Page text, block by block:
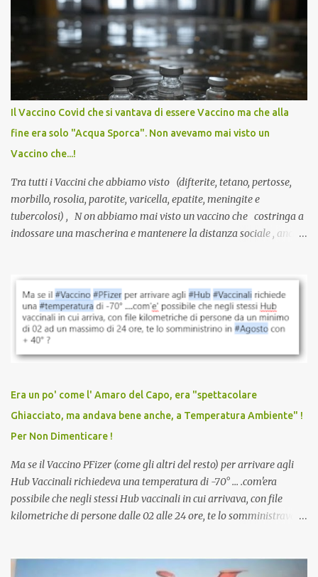
ancora il coraggio di pensare con la propria testa. Per il vaccino
anti-Covid, un pro-farmaco, con autorizzazione condizionata,
sviluppato in tempi record, con tecnologie mai utilizzate prima su
larga scala, ancora oggetto di studio e di discussione
internazionale serve solo una firma. La tua. Lo si somministra
anche a persone sane, giovani, senza fattori di rischio, spesso già
serve una prescrizione. Non c’è diagnosi. Non c’è presa in carico.
L’unico atto richiesto è una fi...
Il Vaccino Covid che si vantava di essere Vaccino ma che alla
fine era solo "Acqua Sporca". Non avevamo mai visto un
Vaccino che...!
Tra tutti i Vaccini che abbiamo visto (difterite, tetano, pertosse,
morbillo, rosolia, parotite, varicella, epatite, meningite e
tubercolosi) , N on abbiamo mai visto un vaccino che costringa a
indossare una mascherina e mantenere la distanza sociale , anche
vaccinazione. Non avevamo mai sentito parlare di ricompense,
sconti, incentivi per vaccinarsi. Non avevamo mai visto
discriminazioni per coloro che non l’hanno fatto. Se non sei stato
vaccinato, nessuno aveva prima cercato di farti sentire una
persona cattiva. Non avevamo mai visto un vaccino che minacci le
vaccino usato per minacciare i mezzi di sussistenza, il lavoro o la
scuola. Non avevamo mai visto un vaccino che permettesse a un
dodicenne di ignorare il consenso dei genitori. Dopo tutti i vaccini
che abbiamo elencato sopra...
Era un po' come l' Amaro del Capo, era "spettacolare
Ghiacciato, ma andava bene anche, a Temperatura Ambiente" !
Per Non Dimenticare !
Ma se il Vaccino PFizer (come gli altri del resto) per arrivare agli
Hub Vaccinali richiedeva una temperatura di -70° ... .com'era
possibile che negli stessi Hub vaccinali in cui arrivava, con file
kilometriche di persone dalle 02 alle 24 ore, te lo somministravano
Vaccino come: l' Amaro del Capo, era "spettacolare Ghiacciato, ma